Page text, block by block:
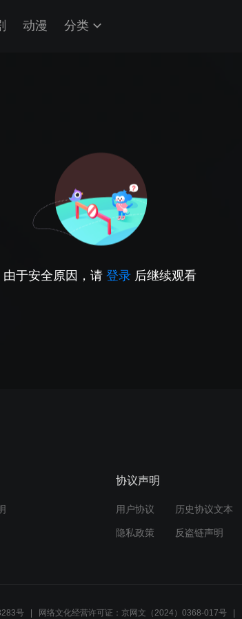
动漫 分类
由于安全原因，请 登录 后继续观看
协议声明
用户协议 历史协议文本
隐私政策 反盗链声明
号 网络文化经营许可证：京网文（2024）0368-017号